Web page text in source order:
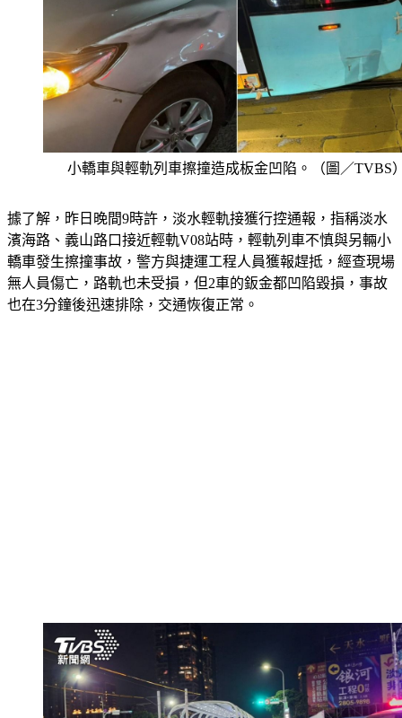
小轎車與輕軌列車擦撞造成板金凹陷。（圖／TVBS
據了解，昨日晚間9時許，淡水輕軌接獲行控通報，指稱淡水
濱海路、義山路口接近輕軌V08站時，輕軌列車不慎與另輛小
轎車發生擦撞事故，警方與捷運工程人員獲報趕抵，經查現場
無人員傷亡，路軌也未受損，但2車的鈑金都凹陷毀損，事故
也在3分鐘後迅速排除，交通恢復正常。